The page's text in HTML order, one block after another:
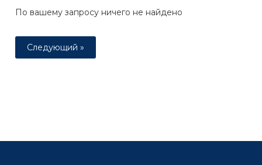
По вашему запросу ничего не найдено
Следующий »